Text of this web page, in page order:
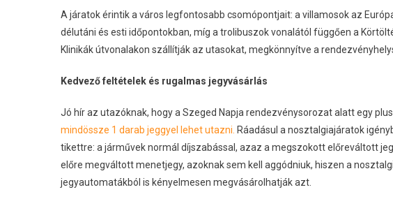
A járatok érintik a város legfontosabb csomópontjait: a villamosok az
délutáni és esti időpontokban, míg a trolibuszok vonalától függően a
Klinikák útvonalakon szállítják az utasokat, megkönnyítve a
Kedvező feltételek és rugalmas jegyvásárlás
Jó hír az utazóknak, hogy a Szeged Napja rendezvénysorozat alatt egy
mindössze 1 darab jeggyel lehet utazni. Ráadásul a nosztalgiajáratok
tikettre: a járművek normál díjszabással, azaz a megszokott előreváltott
előre megváltott menetjegy, azoknak sem kell aggódniuk, hiszen a
jegyautomatákból is kényelmesen megvásárolhatják azt.